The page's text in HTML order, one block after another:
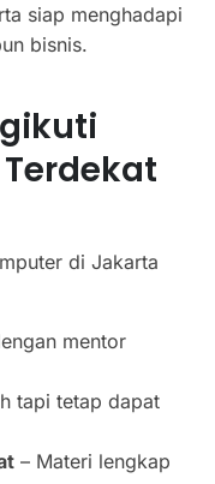
siap menghadapi
bisnis.
di Jakarta
mentor
tapi tetap dapat
– Materi lengkap